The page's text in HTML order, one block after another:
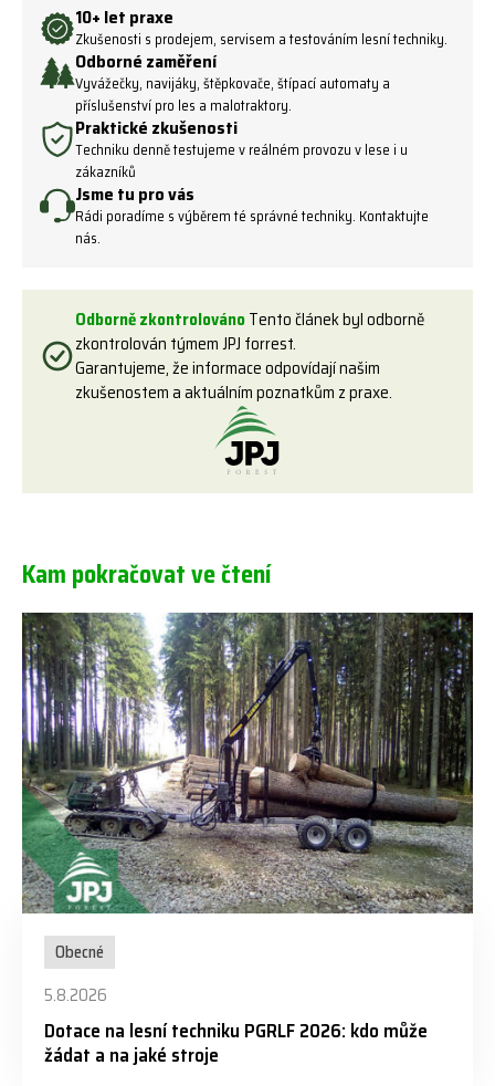
10+ let praxe
Zkušenosti s prodejem, servisem a testováním lesní techniky.
Odborné zaměření
Vyvážečky, navijáky, štěpkovače, štípací automaty a
příslušenství pro les a malotraktory.
Praktické zkušenosti
Techniku denně testujeme v reálném provozu v lese i u
zákazníků
Jsme tu pro vás
Rádi poradíme s výběrem té správné techniky. Kontaktujte
nás.
Odborně zkontrolovánoTento článek byl odborně
zkontrolován týmem JPJ forrest.
Garantujeme, že informace odpovídají našim
zkušenostem a aktuálním poznatkům z praxe.
Kam pokračovat ve čtení
Obecné
5.8.2026
Dotace na lesní techniku PGRLF 2026: kdo může
žádat a na jaké stroje